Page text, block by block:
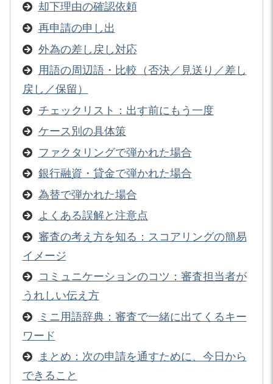
却下理由の確認依頼
再申請の申し出
外為の差し戻し対応
用語の周辺語・比較（否決／見送り／差し
戻し／保留）
チェックリスト：出す前にもう一度
ケース別の具体策
ファクタリングで弾かれた場合
銀行融資・貸金で弾かれた場合
為替で弾かれた場合
よくある誤解と注意点
審査の考え方を知る：スコアリングの簡易
イメージ
コミュニケーションのコツ：審査担当者が
うれしい伝え方
ミニ用語辞典：審査で一緒に出てくるキー
ワード
まとめ：次の申請を通すために、今日から
できること